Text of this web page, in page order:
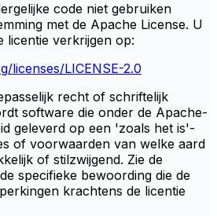
code niet gebruiken
met de Apache License. U
licentie verkrijgen op:
licenses/LICENSE-2.0
recht of schriftelijk
software die onder de Apache-
geleverd op een 'zoals het is'-
of voorwaarden van welke aard
of stilzwijgend. Zie de
specifieke bewoording die de
krachtens de licentie